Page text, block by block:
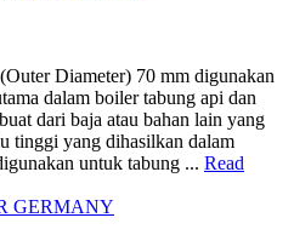
Diameter) 70 mm digunakan
dalam boiler tabung api dan
dari baja atau bahan lain yang
tinggi yang dihasilkan dalam
untuk tabung ... Read